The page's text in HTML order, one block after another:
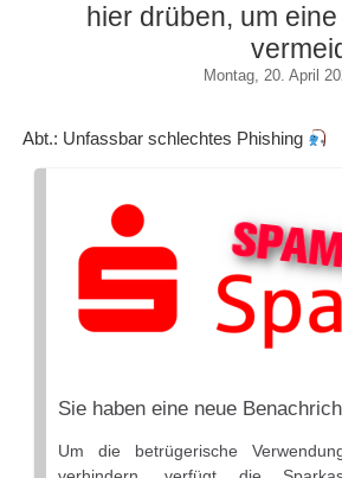
hier drüben, um
Montag, 20. April
Abt.: Unfassbar schlechtes Phishing
Sie haben eine neue
Um die betrügerische